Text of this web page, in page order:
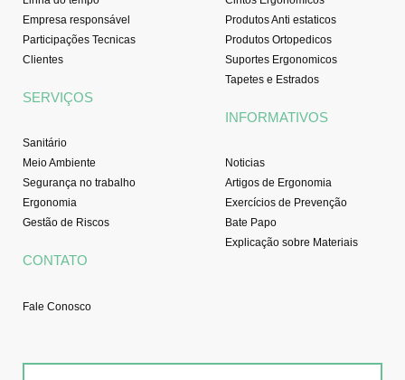
Empresa responsável
Participações Tecnicas
Clientes
SERVIÇOS
Sanitário
Meio Ambiente
Segurança no trabalho
Ergonomia
Gestão de Riscos
CONTATO
Fale Conosco
Produtos Anti estaticos
Produtos Ortopedicos
Suportes Ergonomicos
Tapetes e Estrados
INFORMATIVOS
Noticias
Artigos de Ergonomia
Exercícios de Prevenção
Bate Papo
Explicação sobre Materiais